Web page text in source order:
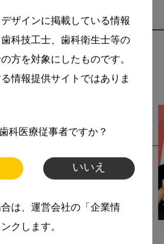
ザインに掲載している情報
科技工士、歯科衛生士等の
方を対象にしたものです。
情報提供サイトではありま
科医療従事者ですか？
いいえ
合は、運営会社の「企業情
クします。
21 MoreSmile